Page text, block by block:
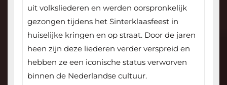
uit volksliederen en werden oorspronkelijk
gezongen tijdens het Sinterklaasfeest in
huiselijke kringen en op straat. Door de jaren
heen zijn deze liederen verder verspreid en
hebben ze een iconische status verworven
binnen de Nederlandse cultuur.